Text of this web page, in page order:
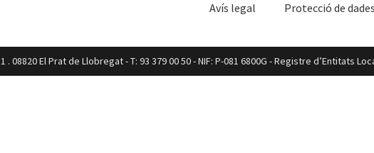
RENFE
Protecció de dades
Avís legal
El Prat de Llobregat - T: 93 379 00 50 - NIF: P-081 6800G - Registre d’Entitats